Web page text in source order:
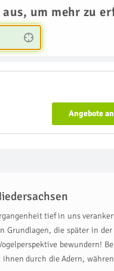
um mehr zu
Angebote
tief in uns
die später in
durch die Adern,